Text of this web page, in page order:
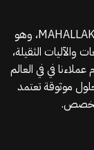
موقع قطع الغيار KGSAN وهو أحد اعمال شركة MAHALLAK، وهو
والآليات الثقيلة،
في في العالم
موثوقة تعتمد